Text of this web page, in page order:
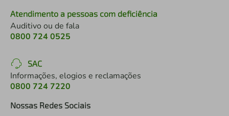
Atendimento a pessoas com deficiência
Auditivo ou de fala
0800 724 0525
SAC
Informações, elogios e reclamações
0800 724 7220
Nossas Redes Sociais